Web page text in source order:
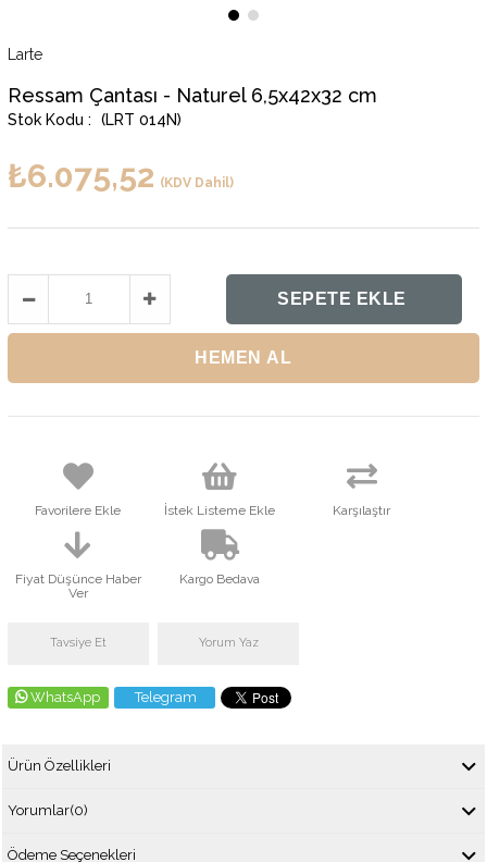
Larte
Ressam Çantası - Naturel 6,5x42x32 cm
(LRT 014N)
₺6.075,52 (KDV Dahil)
Favorilere Ekle İstek Listeme Ekle Karşılaştır
Fiyat Düşünce Haber
Ver
Kargo Bedava
Tavsiye Et Yorum Yaz
WhatsApp Telegram
Ürün Özellikleri
Yorumlar(0)
Ödeme Seçenekleri